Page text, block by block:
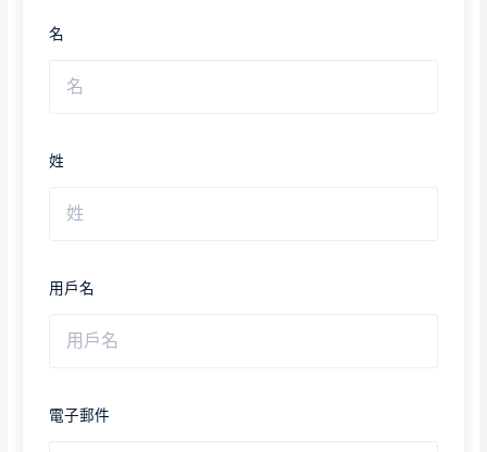
名
姓
用戶名
電子郵件